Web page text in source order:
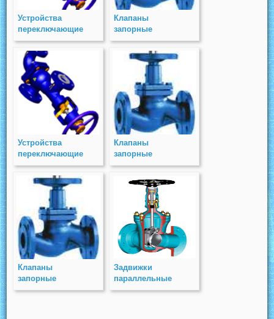
Устройства
переключающие
(ПУ) PN 25
Клапаны
запорные
стальные
фланцевые под
электропривод
(КЗСП) PN 40
Устройства
переключающие
(ПУ) PN 63
Клапаны
запорные
стальные
электропривод
(КЗСП) PN 16
Клапаны
запорные
стальные
Задвижки
параллельные
двухдисковые